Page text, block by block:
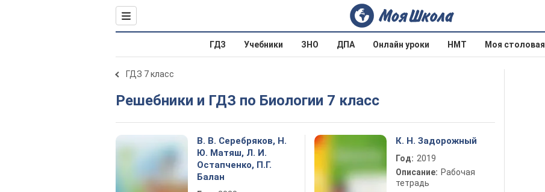
ГДЗ Учебники ЗНО ДПА Онлайн уроки НМТ Моя столовая
ГДЗ 7 класс
Решебники и ГДЗ по Биологии 7 класс
В. В. Серебряков, Н.
Ю. Матяш, Л. И.
Остапченко, П.Г.
Балан
К. Н. Задорожный
Год: 2019
Описание: Рабочая
тетрадь